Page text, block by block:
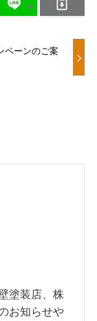
ペーンのご案
塗装店、株
お知らせや